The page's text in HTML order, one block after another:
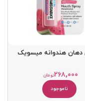
دهان هندوانه میسویک
تومان۲۶۸,۰۰۰
ناموجود